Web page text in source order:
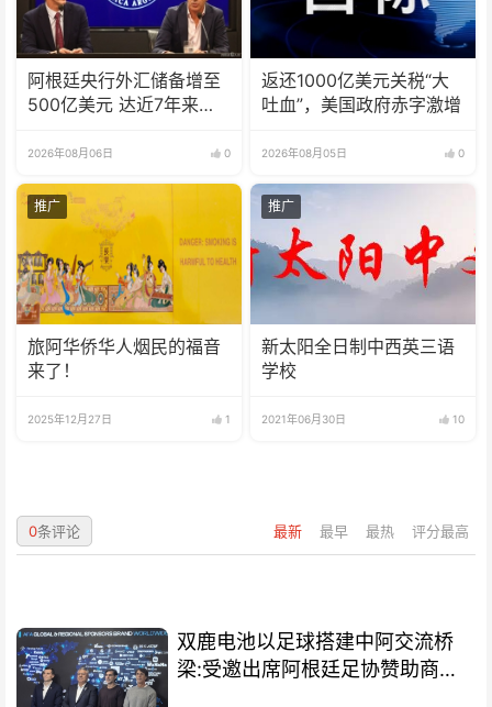
阿根廷央行外汇储备增至
500亿美元 达近7年来最
2026年08月06日 0
返还1000亿美元关税“大
吐血”，美国政府赤字激增
2026年08月05日 0
推广
旅阿华侨华人烟民的福音
来了！
2025年12月27日 1
推广
新太阳全日制中西英三语
学校
2021年06月30日 10
最新 最早 最热 评分最高
0条评论
双鹿电池以足球搭建中阿交流桥
梁:受邀出席阿根廷足协赞助商招